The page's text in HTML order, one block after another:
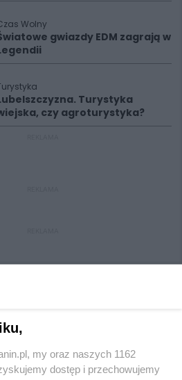
Wolny
gwiazdy EDM zagrają w
Turystyka
czy agroturystyka?
my oraz naszych 1162
dostęp i przechowujemy